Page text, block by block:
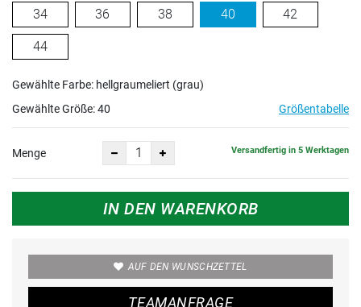
34 36 38 40 42
44
Gewählte Farbe: hellgraumeliert (grau)
Gewählte Größe:40 Größentabelle
Menge Versandfertig in 5 Werktagen
IN DEN WARENKORB
AUF DEN WUNSCHZETTEL
TEAMANFRAGE